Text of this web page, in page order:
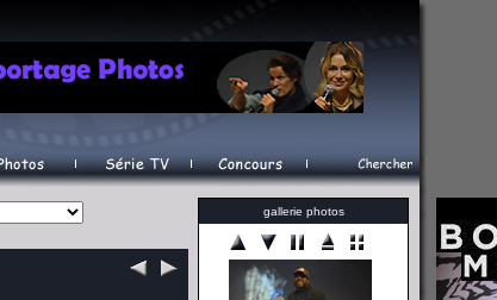
gallerie photos